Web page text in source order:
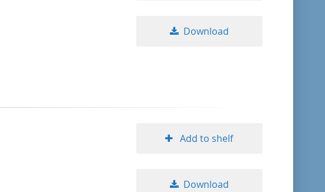
Download
Add to shelf
Download